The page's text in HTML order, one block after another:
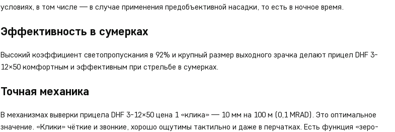
условиях, в том числе — в случае применения предобъективной насадки, то есть в ночное время.
Эффективность в сумерках
Высокий коэффициент светопропускания в 92% и крупный размер выходного зрачка делают прицел DHF 3-
12×50 комфортным и эффективным при стрельбе в сумерках.
Точная механика
В механизмах выверки прицела DHF 3-12×50 цена 1 «клика» — 10 мм на 100 м (0,1 MRAD). Это оптимальное
значение. «Клики» чёткие и звонкие, хорошо ощутимы тактильно и даже в перчатках. Есть функция «зеро-